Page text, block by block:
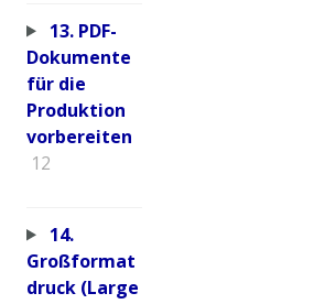
13. PDF-
Dokumente
für die
Produktion
vorbereiten
12
14.
Großformat
druck (Large